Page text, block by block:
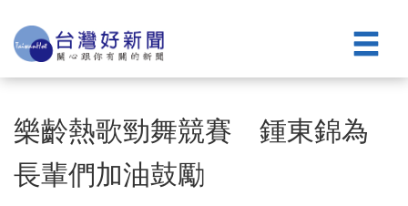
樂齡熱歌勁舞競賽 鍾東錦為
長輩們加油鼓勵